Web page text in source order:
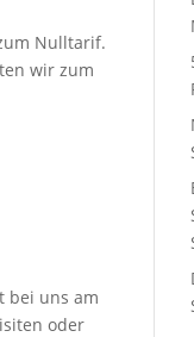
Nulltarif.
wir zum
bei uns am
oder